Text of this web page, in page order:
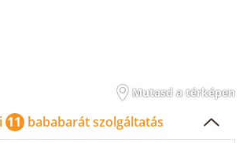
Mutasd a térképen
11 bababarát szolgáltatás